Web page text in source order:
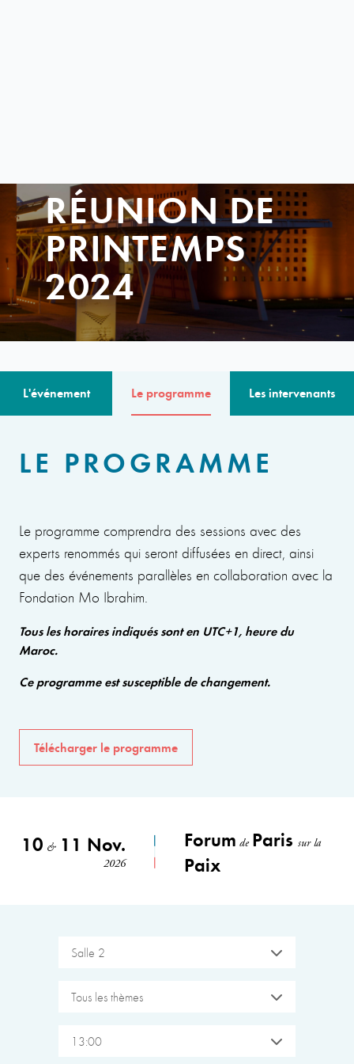
RÉUNION DE
PRINTEMPS
2024
L'événement Le programme Les intervenants
LE PROGRAMME
Le programme comprendra des sessions avec des
experts renommés qui seront diffusées en direct, ainsi
que des événements parallèles en collaboration avec la
Fondation Mo Ibrahim.
Tous les horaires indiqués sont en UTC+1, heure du
Maroc.
Ce programme est susceptible de changement.
Télécharger le programme
10 &11 Nov.
2026
Forum de Parissur la
Paix
Salle 2
Tous les thèmes
13:00